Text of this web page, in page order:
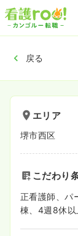
戻る
エリア
堺市西区
こだわり
正看護師、パ
棟、4週8休以